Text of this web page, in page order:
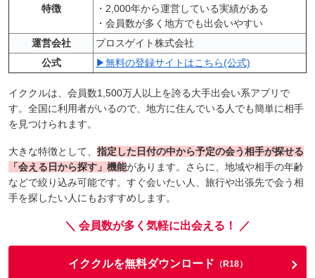
特徴
・2,000年から運営している実績がある
・会員数が多く地方でも出会いやすい
運営会社
プロスゲイト株式会社
公式
▶無料の登録サイトはこちら(公式)
イククルは、会員数1,500万人以上を誇る大手出会い系アプリで
す。全国に利用者がいるので、地方に住んでいる人でも簡単に相手
を見つけられます。
大きな特徴として、 指定した日付の中から予定の会う相手が探せる
「会える日から探す」機能があります。さらに、地域や相手の年齢
などで絞り込み可能です。すぐ会いたい人、旅行や出張先で会う相
手を探したい人にもおすすめします。
＼ 会員数が多く気軽に出会える！ ／
イククルを無料ダウンロード （R18）